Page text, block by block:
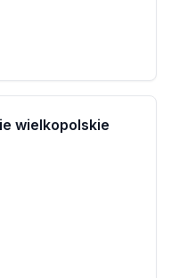
wielkopolskie